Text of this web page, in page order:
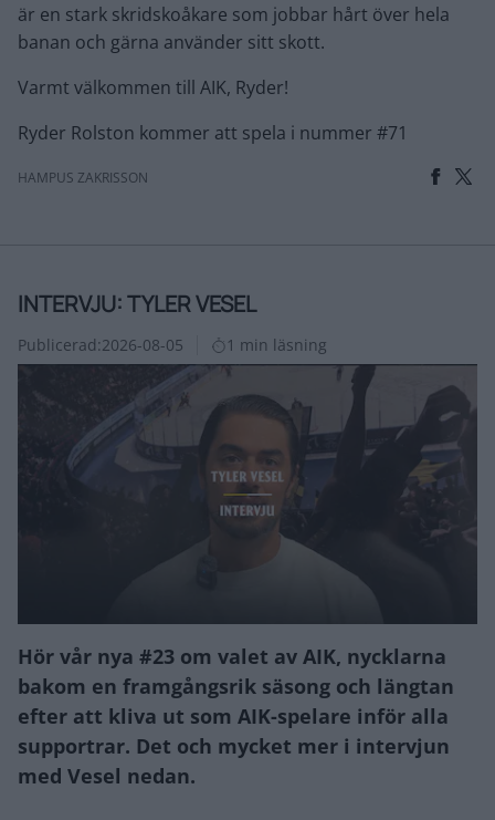
är en stark skridskoåkare som jobbar hårt över hela
banan och gärna använder sitt skott.
Varmt välkommen till AIK, Ryder!
Ryder Rolston kommer att spela i nummer #71
HAMPUS ZAKRISSON
INTERVJU: TYLER VESEL
Publicerad:2026-08-05 1 min läsning
Hör vår nya #23 om valet av AIK, nycklarna
bakom en framgångsrik säsong och längtan
efter att kliva ut som AIK-spelare inför alla
supportrar. Det och mycket mer i intervjun
med Vesel nedan.